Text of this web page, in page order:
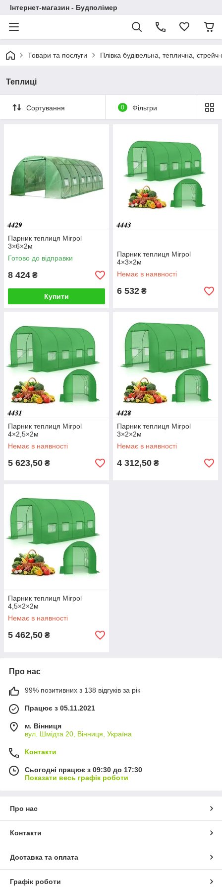
Інтернет-магазин - Будполімер
Товари та послуги Плівка будівельна, теплична, стрейч-
Теплиці
Сортування 0 Фільтри
Парник теплиця Mirpol
3×6×2м
Готово до відправки
8 424 ₴
Купити
Парник теплиця Mirpol
4×3×2м
Немає в наявності
6 532 ₴
Парник теплиця Mirpol
4×2,5×2м
Немає в наявності
5 623,50 ₴
Парник теплиця Mirpol
3×2×2м
Немає в наявності
4 312,50 ₴
Парник теплиця Mirpol
4,5×2×2м
Немає в наявності
5 462,50 ₴
Про нас
99% позитивних з 138 відгуків за рік
Працює з 05.11.2021
м. Вінниця
вул. Шмідта 20, Вінниця, Україна
Контакти
Сьогодні працює з 09:30 до 17:30
Показати весь графік роботи
Про нас
Контакти
Доставка та оплата
Графік роботи